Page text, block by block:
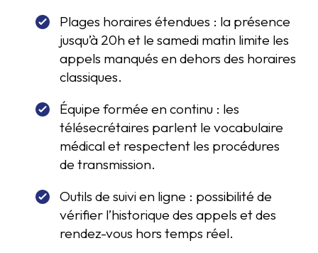
Plages horaires étendues : la présence
jusqu’à 20h et le samedi matin limite les
appels manqués en dehors des horaires
classiques.
Équipe formée en continu : les
télésecrétaires parlent le vocabulaire
médical et respectent les procédures
de transmission.
Outils de suivi en ligne : possibilité de
vérifier l’historique des appels et des
rendez-vous hors temps réel.